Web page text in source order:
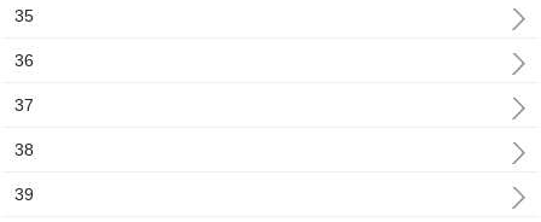
35
36
37
38
39